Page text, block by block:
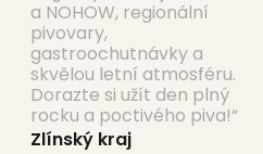
a NOHOW, regionální
pivovary,
gastroochutnávky a
skvělou letní atmosféru.
Dorazte si užít den plný
rocku a poctivého piva!“
Zlínský kraj